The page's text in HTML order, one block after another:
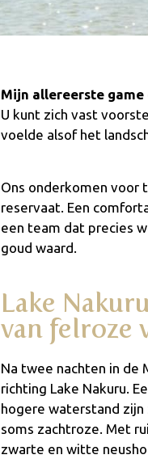
Mijn allereerste
U kunt zich vast
voelde alsof het
Ons onderkomen voor
reservaat. Een
een team dat precies
goud waard.
Lake
van felroze
Na twee nachten in de
richting Lake Nakuru.
hogere waterstand
soms zachtroze. Met
zwarte en witte